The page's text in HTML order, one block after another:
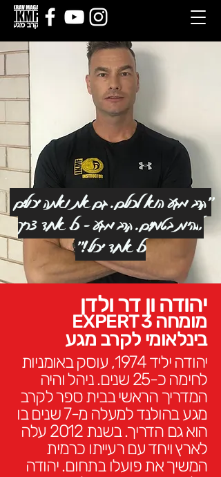
״קרב מגע הוא לכולם. גם את ואתה יכולים
להיות בטוחים. קרב מגע - כל אחד צריך,
כל אחד יכול!״
יהודה ון דר ולדן
EXPERT 3 מומחה
בינלאומי לקרב מגע
יהודה יליד 1974, עוסק באומניות
לחימה כ-25 שנים. ניהל והיה
המדריך הראשי בבית ספר לקרב
מגע בהולנד למעלה מ-7 שנים בו
הוא גם הדריך. בשנת 2012 עלה
לארץ ויחד עם רעייתו כרמית
המשיך את פועלו בתחום. יהודה